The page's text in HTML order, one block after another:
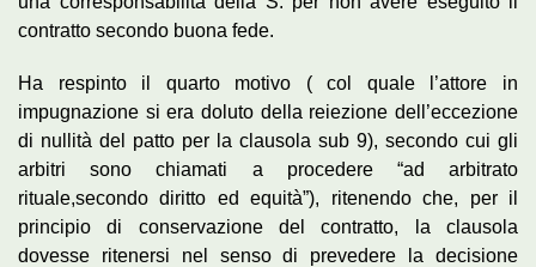
contratto secondo buona fede.
Ha respinto il quarto motivo ( col quale l’attore in
impugnazione si era doluto della reiezione dell’eccezione
di nullità del patto per la clausola sub 9), secondo cui gli
arbitri sono chiamati a procedere “ad arbitrato
rituale,secondo diritto ed equità”), ritenendo che, per il
principio di conservazione del contratto, la clausola
dovesse ritenersi nel senso di prevedere la decisione